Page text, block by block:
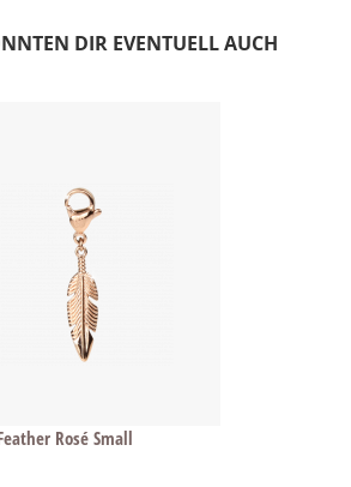
DIR EVENTUELL AUCH
Rosé Small